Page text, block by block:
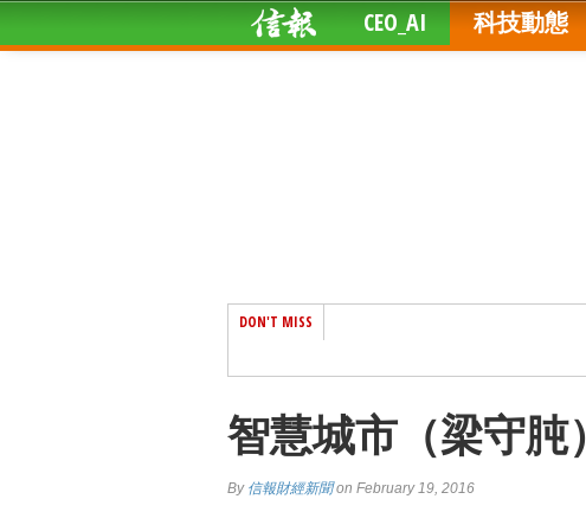
CEO_AI 科技動態
DON'T MISS
智慧城市（梁守肫）
By 信報財經新聞on February 19, 2016